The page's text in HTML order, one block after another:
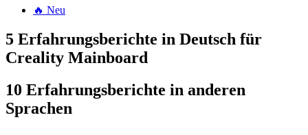
🔥 Neu
5 Erfahrungsberichte in Deutsch für
Creality Mainboard
10 Erfahrungsberichte in anderen
Sprachen